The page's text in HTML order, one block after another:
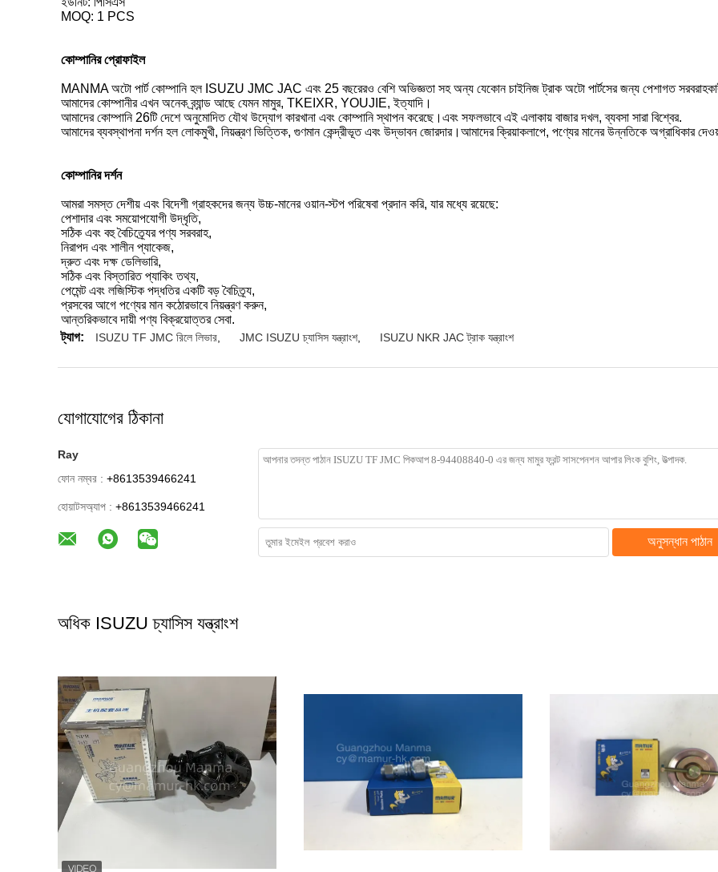
MOQ: 1 PCS
কোম্পানির প্রোফাইল
MANMA অটো পার্ট কোম্পানি হল ISUZU JMC JAC এবং 25 বছরেরও বেশি অভিজ্ঞতা সহ অন্য যেকোন চাইনিজ ট্রাক অটো পার্টসের জন্য পেশাগত
আমাদের কোম্পানীর এখন অনেক ব্র্যান্ড আছে যেমন মামুর, TKEIXR, YOUJIE, ইত্যাদি।
আমাদের কোম্পানি 26টি দেশে অনুমোদিত যৌথ উদ্যোগ কারখানা এবং কোম্পানি স্থাপন করেছে।এবং সফলভাবে এই এলাকায় বাজার দখল, ব্যবসা সারা বিশ্বের.
আমাদের ব্যবস্থাপনা দর্শন হল লোকমুখী, নিয়ন্ত্রণ ভিত্তিক, গুণমান কেন্দ্রীভূত এবং উদ্ভাবন জোরদার।আমাদের ক্রিয়াকলাপে, পণ্যের মানের উন্নতিকে অগ্রাধিকার
কোম্পানির দর্শন
আমরা সমস্ত দেশীয় এবং বিদেশী গ্রাহকদের জন্য উচ্চ-মানের ওয়ান-স্টপ পরিষেবা প্রদান করি, যার মধ্যে রয়েছে:
পেশাদার এবং সময়োপযোগী উদ্ধৃতি,
সঠিক এবং বহু বৈচিত্র্যের পণ্য সরবরাহ,
নিরাপদ এবং শালীন প্যাকেজ,
দ্রুত এবং দক্ষ ডেলিভারি,
সঠিক এবং বিস্তারিত প্যাকিং তথ্য,
পেমেন্ট এবং লজিস্টিক পদ্ধতির একটি বড় বৈচিত্র্য,
প্রসবের আগে পণ্যের মান কঠোরভাবে নিয়ন্ত্রণ করুন,
আন্তরিকভাবে দায়ী পণ্য বিক্রয়োত্তর সেবা.
ট্যাগ:
ISUZU TF JMC রিলে লিভার JMC ISUZU চ্যাসিস যন্ত্রাংশ, ISUZU NKR JAC ট্রাক যন্ত্রাংশ
যোগাযোগের ঠিকানা
Ray
ফোন নম্বর : +8613539466241
হোয়াটসঅ্যাপ : +8613539466241
অনুসন্ধান পাঠান
অধিক ISUZU চ্যাসিস যন্ত্রাংশ